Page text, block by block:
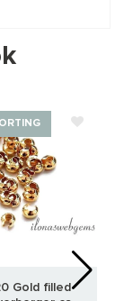
Gold filled